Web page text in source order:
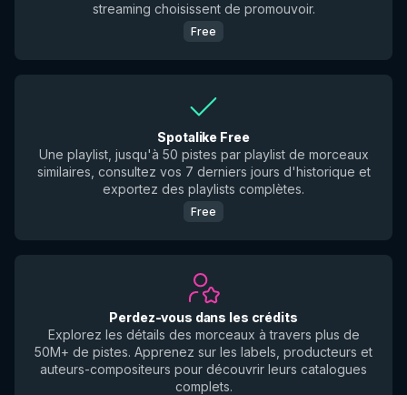
streaming choisissent de promouvoir.
Free
Spotalike Free
Une playlist, jusqu'à 50 pistes par playlist de morceaux
similaires, consultez vos 7 derniers jours d'historique et
exportez des playlists complètes.
Free
Perdez-vous dans les crédits
Explorez les détails des morceaux à travers plus de
50M+ de pistes. Apprenez sur les labels, producteurs et
auteurs-compositeurs pour découvrir leurs catalogues
complets.